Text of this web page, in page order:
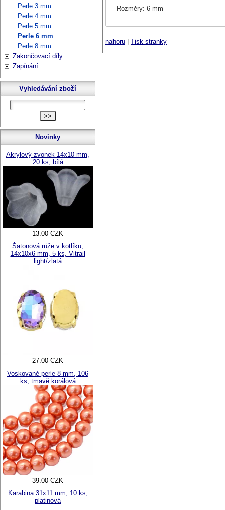
Rozměry: 6 mm
nahoru Tisk stranky
Perle 3 mm
Perle 4 mm
Perle 5 mm
Perle 6 mm
Perle 8 mm
Zakončovací díly
Zapínání
Vyhledávání zboží
Novinky
Akrylový zvonek 14x10 mm,
20 ks, bílá
13.00 CZK
Šatonová růže v kotlíku,
14x10x6 mm, 5 ks, Vitrail
light/zlatá
27.00 CZK
Voskované perle 8 mm, 106
ks, tmavě korálová
39.00 CZK
Karabina 31x11 mm, 10 ks,
platinová